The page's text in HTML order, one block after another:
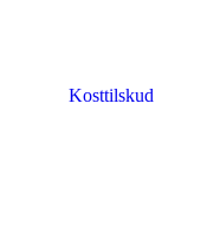
Kosttilskud